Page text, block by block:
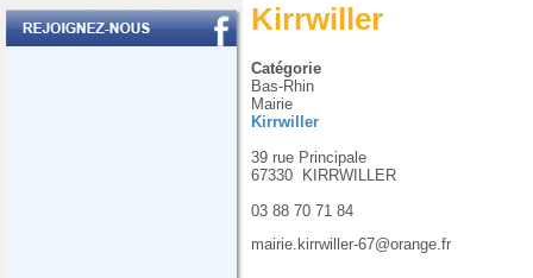
Kirrwiller
Catégorie
Bas-Rhin
Mairie
Kirrwiller
39 rue Principale
67330
KIRRWILLER
03 88 70 71 84
mairie.kirrwiller-67@orange.fr